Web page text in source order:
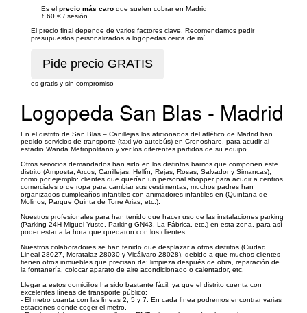
Es el precio más caro que suelen cobrar en Madrid
↑ 60 € / sesión
El precio final depende de varios factores clave. Recomendamos pedir
presupuestos personalizados a logopedas cerca de mí.
es gratis y sin compromiso
Logopeda San Blas - Madrid
En el distrito de San Blas – Canillejas los aficionados del atlético de Madrid han
pedido servicios de transporte (taxi y/o autobús) en Cronoshare, para acudir al
estadio Wanda Metropolitano y ver los diferentes partidos de su equipo.
Otros servicios demandados han sido en los distintos barrios que componen este
distrito (Amposta, Arcos, Canillejas, Hellín, Rejas, Rosas, Salvador y Simancas),
como por ejemplo: clientes que querían un personal shopper para acudir a centros
comerciales o de ropa para cambiar sus vestimentas, muchos padres han
organizados cumpleaños infantiles con animadores infantiles en (Quintana de
Molinos, Parque Quinta de Torre Arias, etc.).
Nuestros profesionales para han tenido que hacer uso de las instalaciones parking
(Parking 24H Miguel Yuste, Parking GN43, La Fábrica, etc.) en esta zona, para así
poder estar a la hora que quedaron con los clientes.
Nuestros colaboradores se han tenido que desplazar a otros distritos (Ciudad
Lineal 28027, Moratalaz 28030 y Vicálvaro 28028), debido a que muchos clientes
tienen otros inmuebles que precisan de: limpieza después de obra, reparación de
la fontanería, colocar aparato de aire acondicionado o calentador, etc.
Llegar a estos domicilios ha sido bastante fácil, ya que el distrito cuenta con
excelentes líneas de transporte público:
- El metro cuanta con las líneas 2, 5 y 7. En cada línea podremos encontrar varias
estaciones donde coger el metro.